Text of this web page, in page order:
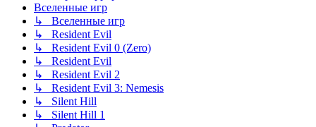
Вселенные игр
↳ Вселенные игр
↳ Resident Evil
↳ Resident Evil 0 (Zero)
↳ Resident Evil
↳ Resident Evil 2
↳ Resident Evil 3: Nemesis
↳ Silent Hill
↳ Silent Hill 1